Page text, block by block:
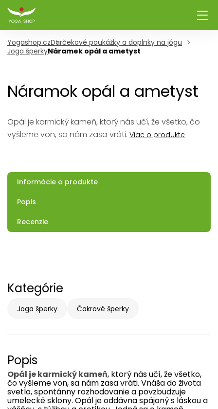
Yogashop.czDarčekové poukážky a doplnky na jógu
Joga šperkyNáramek opál a ametyst
Náramok opál a ametyst
Opál je karmický kameň, ktorý nás učí, že všetko, čo
vyšleme von, sa nám zasa vráti. Viac o produkte
Informácie o produkte
Popis
Recenzie
Kategórie
Joga šperky Čakrové šperky
Popis
Opál jekarmickýkameň, ktorý násučí,ževšetko,
čovyšlemevon,sa nám zasavráti. Vnášadoživota
svetlo,spontánny rozhodovaniea povzbudzuje
umeleckésklony. Opáljeoddávnaspájanýs láskoua